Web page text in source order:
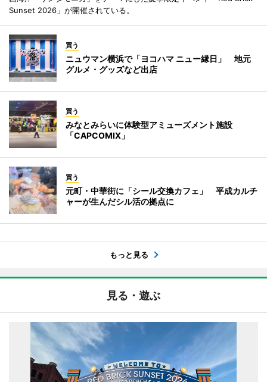
Sunset 2026」が開催されている。
買う
ニュウマン横浜で「ヨコハマ ニュー縁日」 地元
グルメ・グッズなど出店
買う
みなとみらいに体験型アミューズメント施設
「CAPCOMIX」
買う
元町・中華街に「シール交換カフェ」 平成カルチ
ャーが生んだシル活の拠点に
もっと見る
見る・遊ぶ